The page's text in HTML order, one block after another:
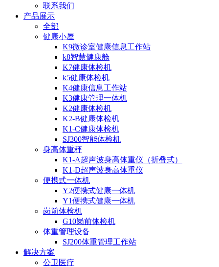
联系我们
产品展示
全部
健康小屋
K9微诊室健康信息工作站
k8智慧健康舱
K7健康体检机
k5健康体检机
K4健康信息工作站
K3健康管理一体机
K2健康体检机
K2-B健康体检机
K1-C健康体检机
SJ300智能体检机
身高体重秤
K1-A超声波身高体重仪（折叠式）
K1-D超声波身高体重仪
便携式一体机
Y2便携式健康一体机
Y1便携式健康一体机
岗前体检机
G10岗前体检机
体重管理设备
SJ200体重管理工作站
解决方案
公卫医疗